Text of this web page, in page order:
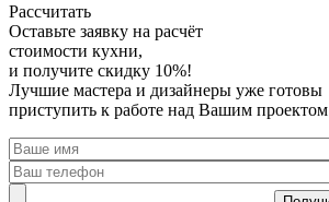
Рассчитать
Оставьте заявку на расчёт
стоимости кухни,
и получите скидку 10%!
Лучшие мастера и дизайнеры уже готовы
приступить к работе над Вашим проектом